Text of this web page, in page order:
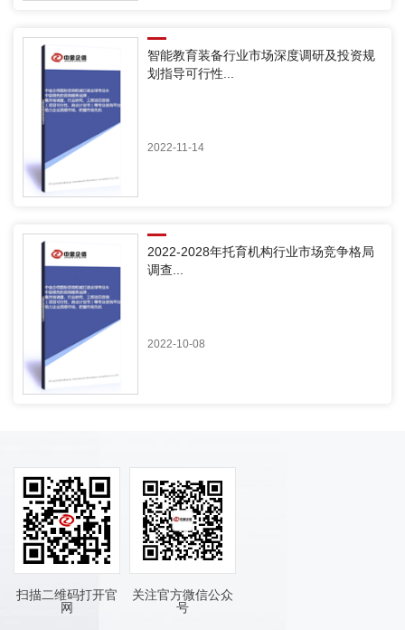
智能教育装备行业市场深度调研及投资规
划指导可行性...
2022-11-14
2022-2028年托育机构行业市场竞争格局
调查...
2022-10-08
扫描二维码打开官
网
关注官方微信公众
号